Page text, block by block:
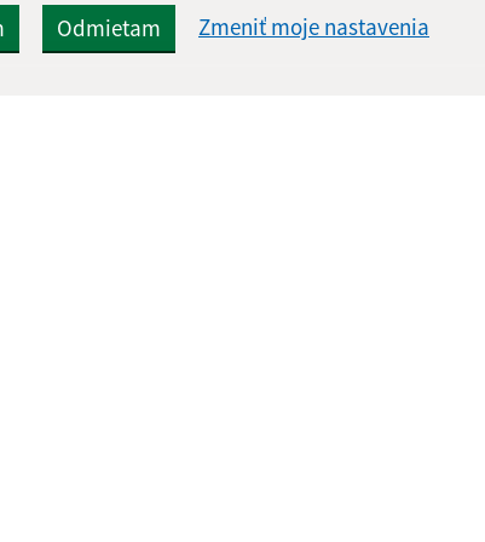
Odmietam Zmeniť moje nastavenia